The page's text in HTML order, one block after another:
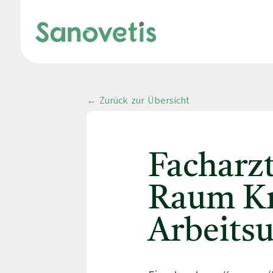
← Zurück zur Übersicht
Raum